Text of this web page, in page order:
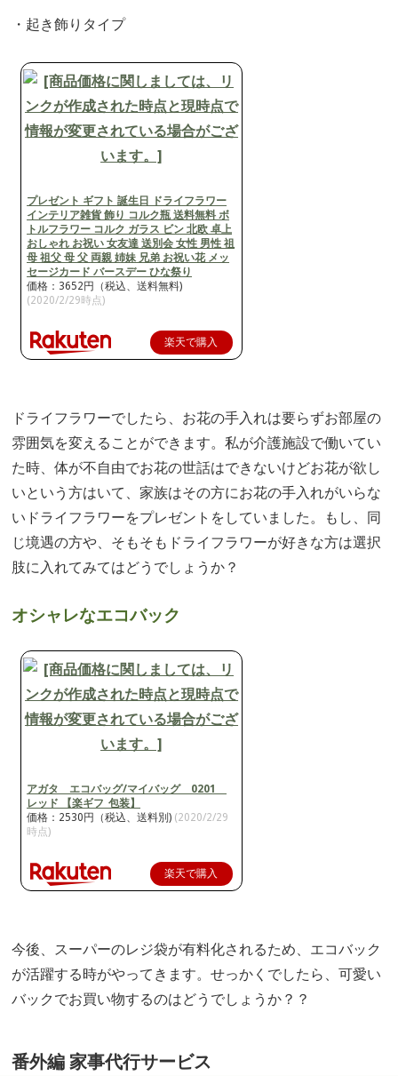
・起き飾りタイプ
プレゼント ギフト 誕生日 ドライフラワー
インテリア雑貨 飾り コルク瓶 送料無料 ボ
トルフラワー コルク ガラス ビン 北欧 卓上
おしゃれ お祝い 女友達 送別会 女性 男性 祖
母 祖父 母 父 両親 姉妹 兄弟 お祝い花 メッ
セージカード バースデー ひな祭り
価格：3652円（税込、送料無料)
(2020/2/29時点)
楽天で購入
ドライフラワーでしたら、お花の手入れは要らずお部屋の
雰囲気を変えることができます。私が介護施設で働いてい
た時、体が不自由でお花の世話はできないけどお花が欲し
いという方はいて、家族はその方にお花の手入れがいらな
いドライフラワーをプレゼントをしていました。もし、同
じ境遇の方や、そもそもドライフラワーが好きな方は選択
肢に入れてみてはどうでしょうか？
オシャレなエコバック
アガタ エコバッグ/マイバッグ 0201
レッド 【楽ギフ_包装】
価格：2530円（税込、送料別) (2020/2/29
時点)
楽天で購入
今後、スーパーのレジ袋が有料化されるため、エコバック
が活躍する時がやってきます。せっかくでしたら、可愛い
バックでお買い物するのはどうでしょうか？？
番外編 家事代行サービス